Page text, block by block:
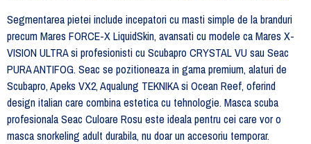
Segmentarea pietei include incepatori cu masti simple de la branduri
precum Mares FORCE-X LiquidSkin, avansati cu modele ca Mares X-
VISION ULTRA si profesionisti cu Scubapro CRYSTAL VU sau Seac
PURA ANTIFOG. Seac se pozitioneaza in gama premium, alaturi de
Scubapro, Apeks VX2, Aqualung TEKNIKA si Ocean Reef, oferind
design italian care combina estetica cu tehnologie. Masca scuba
profesionala Seac Culoare Rosu este ideala pentru cei care vor o
masca snorkeling adult durabila, nu doar un accesoriu temporar.